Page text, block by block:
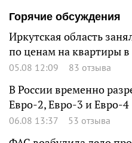
Горячие обсуждения
Иркутская область
по ценам на квартиры в
05.08 12:09 83 отзыва
В России временно
Евро-2, Евро-3 и Евро-4
06.08 13:37 53 отзыва